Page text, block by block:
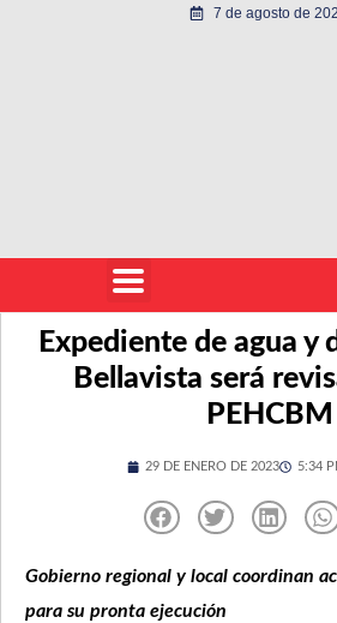
7 de agosto de
Expediente de agua y
Bellavista será
PEHCBM
29 DE ENERO DE 2023 5:34
Gobierno regional y local coordinan
para su pronta ejecución